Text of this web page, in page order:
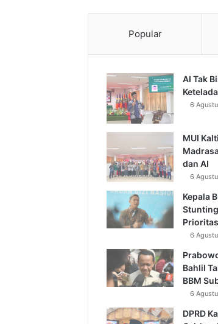
Popular
AI Tak
6
MUI
dan AI
6
Kepala
6
Bahlil
BBM
6
DPRD